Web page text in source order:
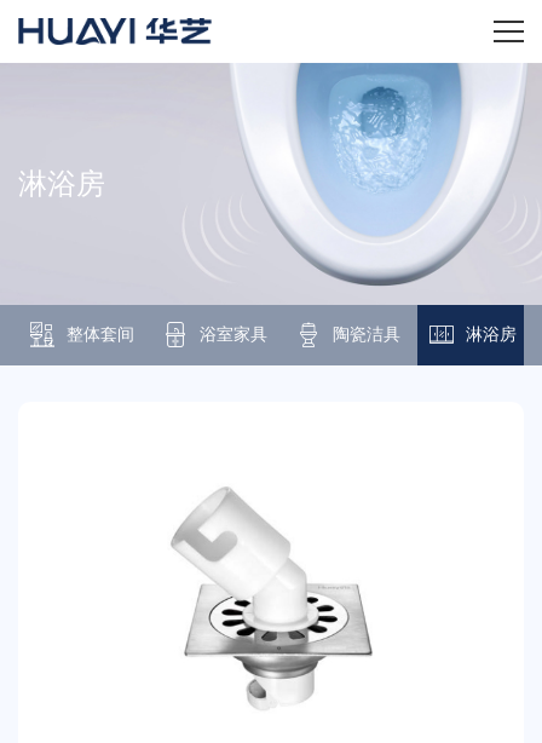
关于华艺
新闻资讯
招商加盟
淋浴房
整体套间 浴室家具 陶瓷洁具 淋浴房